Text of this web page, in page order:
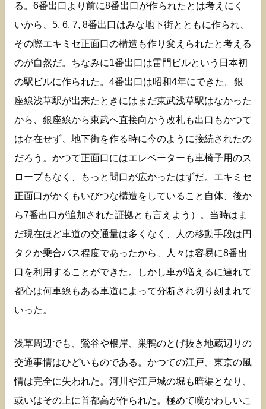
る。6番出口より前に8番出口が作られたとは考えにく
いから、5, 6, 7, 8番出口はみな地下街とともに作られ、
その際エキミセ正面口の構造も作り変えられたと考える
のが自然だ。ちなみに1番出口は雷門ビルという日本初
の駅ビルに作られた。4番出口は昭和4年にできた。銀
座線浅草駅が出来たときにはまだ東武浅草駅はなかった
から、銀座線から東武へ直接向かう改札も出口もかつて
は存在せず、地下街を作る時に今のように接続されたの
だろう。かつて正面口にはエレベーターも車椅子用のス
ロープもなく、もっと間口が広かったはずだ。エキミセ
正面口がかくもいびつな構造をしていること自体、後か
ら7番出口が追加された証拠とも言えよう）。当時はま
だ現在ほど車道の交通量は多くなく、人の移動手段は円
タクか乗合バス程度であったから、人々は容易に8番出
口を利用することができた。しかし車が増えるに連れて
都心は何車線もある車道によって分断され切り刻まれて
いった。
浅草周辺でも、鶯谷や根岸、巣鴨のとげ抜き地蔵辺りの
交通事情はひどいものである。かつての江戸、東京の風
情は完全に失われた。河川や江戸城の堀も暗渠となり、
或いはその上に首都高が作られた。極めて嘆かわしいこ